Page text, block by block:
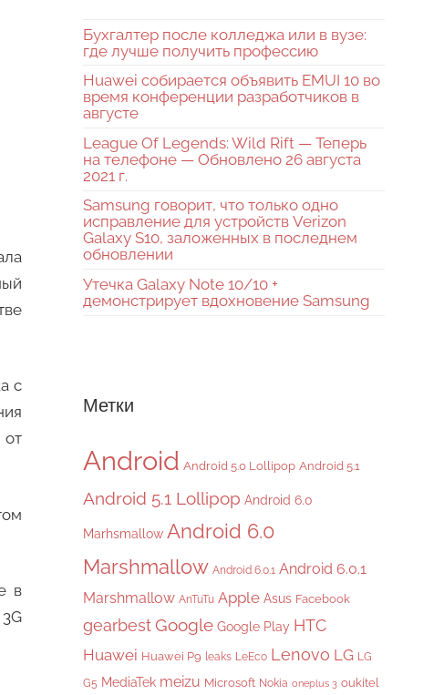
с
в
Бухгалтер после колледжа или в вузе:
где лучше получить профессию
Huawei собирается объявить EMUI 10 во
время конференции разработчиков в
августе
League Of Legends: Wild Rift — Теперь
на телефоне — Обновлено 26 августа
2021 г.
Samsung говорит, что только одно
исправление для устройств Verizon
Galaxy S10, заложенных в последнем
обновлении
Утечка Galaxy Note 10/10 +
демонстрирует вдохновение Samsung
Метки
Android Android 5.0 Lollipop Android 5.1
Android 5.1 Lollipop Android 6.0
Marhsmallow Android 6.0
Marshmallow Android 6.0.1 Android 6.0.1
Marshmallow AnTuTu Apple Asus Facebook
gearbestGoogle Google Play HTC
Huawei Huawei P9 leaks LeEco Lenovo LG LG
G5 MediaTek meizu Microsoft Nokia oneplus 3 oukitel